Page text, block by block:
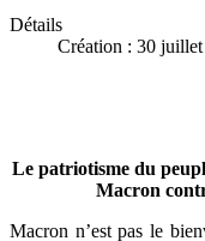
Détails
Création : 30
Le patriotisme du
Macron
Macron n’est pas le